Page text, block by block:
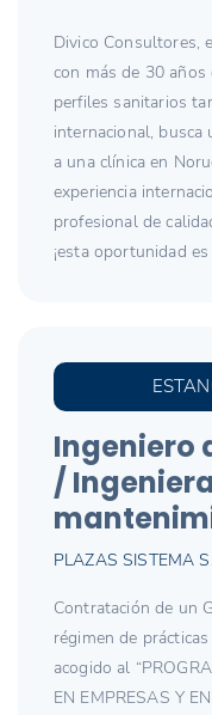
Divico Consultores,
con más de 30 años
perfiles sanitarios
internacional, busca
a una clínica en
experiencia
profesional de
¡esta oportunidad
Ingeniero
/
PLAZAS SISTEMA
Contratación de un
régimen de
acogido al
EN EMPRESAS Y